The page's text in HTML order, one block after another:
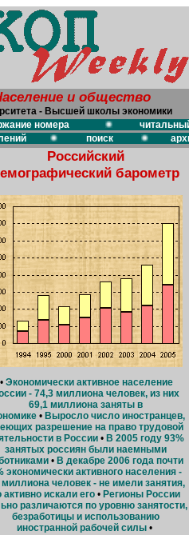
и общество
- Высшей школы экономики
номера
поиск
Российский
барометр
• Экономически активное население
- 74,3 миллиона человек, из них
69,1 миллиона заняты в
• Выросло число иностранцев,
разрешение на право трудовой
в России • В 2005 году 93%
занятых россиян были наемными
• В декабре 2006 года почти
экономически активного населения -
миллиона человек - не имели занятия,
активно искали его • Регионы России
различаются по уровню занятости,
безработицы и использованию
иностранной рабочей силы•